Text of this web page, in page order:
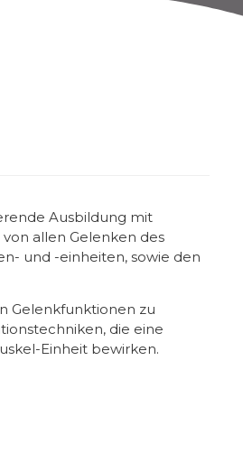
Ausbildung mit
allen Gelenken des
und -einheiten, sowie den
Gelenkfunktionen zu
die eine
Einheit bewirken.